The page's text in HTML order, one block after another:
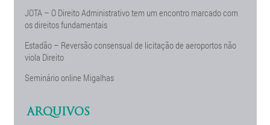
JOTA – O Direito Administrativo tem um encontro marcado com
os direitos fundamentais
Estadão – Reversão consensual de licitação de aeroportos não
viola Direito
Seminário online Migalhas
ARQUIVOS